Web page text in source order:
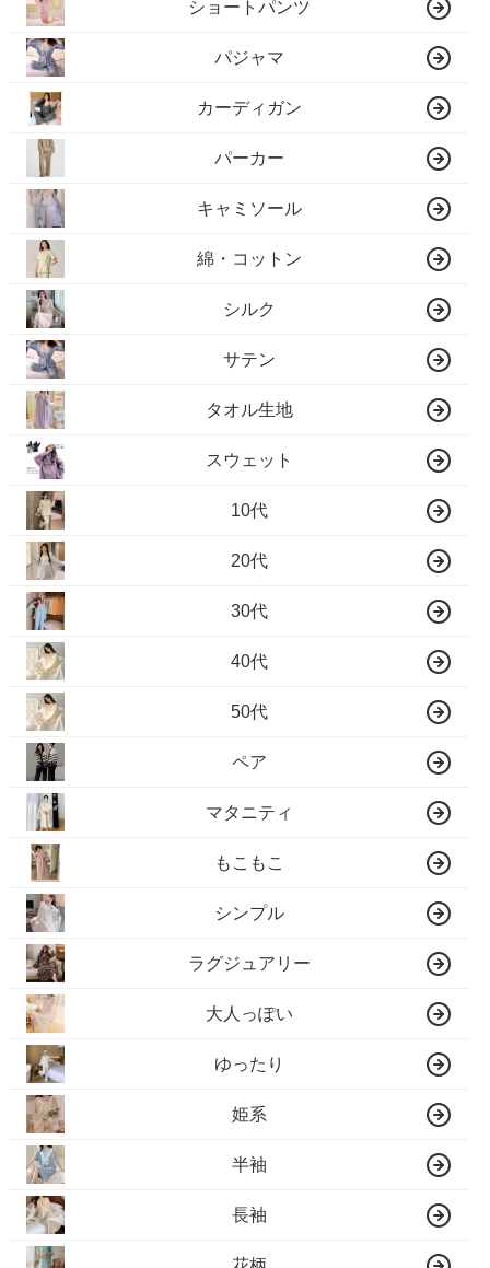
ショートパンツ
パジャマ
カーディガン
パーカー
キャミソール
綿・コットン
シルク
サテン
タオル生地
スウェット
10代
20代
30代
40代
50代
ペア
マタニティ
もこもこ
シンプル
ラグジュアリー
大人っぽい
ゆったり
姫系
半袖
長袖